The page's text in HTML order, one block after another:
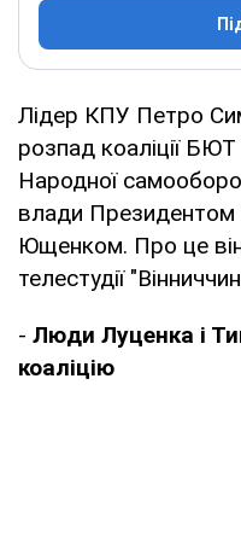
Лідер КПУ Петро
розпад коаліції
Народної
влади Президентом
Ющенком. Про це
телестудії
- Люди Луценка і
коаліцію